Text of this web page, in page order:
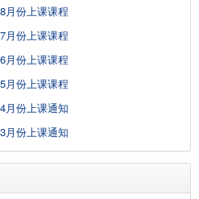
月份上课课程
月份上课课程
月份上课课程
月份上课课程
月份上课通知
月份上课通知